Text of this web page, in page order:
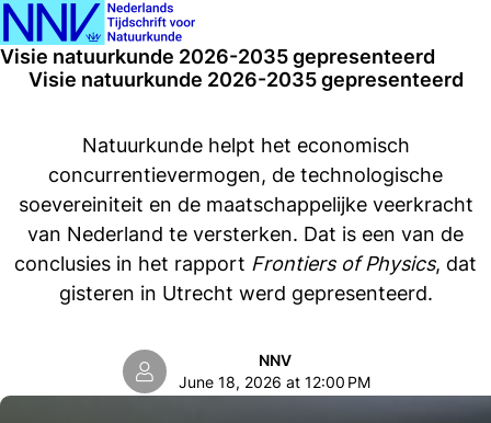
Visie natuurkunde 2026-2035 gepresenteerd
Visie natuurkunde 2026-2035 gepresenteerd
Natuurkunde helpt het economisch
concurrentievermogen, de technologische
soevereiniteit en de maatschappelijke veerkracht
van Nederland te versterken. Dat is een van de
conclusies in het rapport Frontiers of Physics, dat
gisteren in Utrecht werd gepresenteerd.
NNV
June 18, 2026 at 12:00 PM